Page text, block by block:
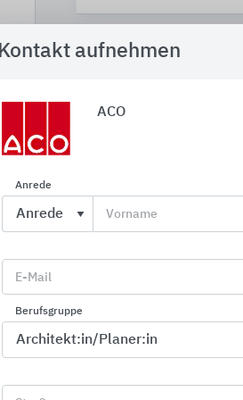
ACO Cover Easy
Kontakt aufnehmen
ACO
Anrede
Vorname
E-Mail
Berufsgruppe